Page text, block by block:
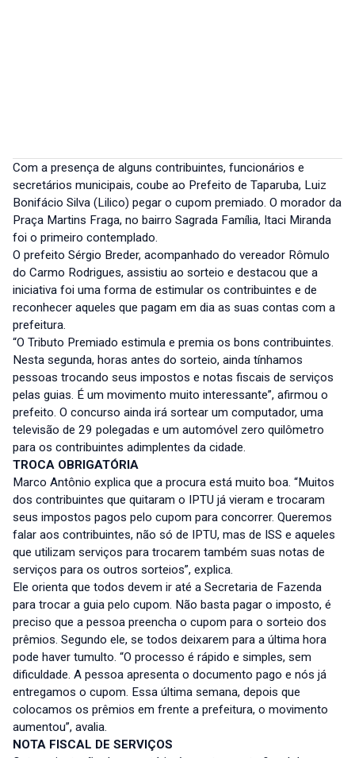
Com a presença de alguns contribuintes, funcionários e
secretários municipais, coube ao Prefeito de Taparuba, Luiz
Bonifácio Silva (Lilico) pegar o cupom premiado. O morador da
Praça Martins Fraga, no bairro Sagrada Família, Itaci Miranda
foi o primeiro contemplado.
O prefeito Sérgio Breder, acompanhado do vereador Rômulo
do Carmo Rodrigues, assistiu ao sorteio e destacou que a
iniciativa foi uma forma de estimular os contribuintes e de
reconhecer aqueles que pagam em dia as suas contas com a
prefeitura.
“O Tributo Premiado estimula e premia os bons contribuintes.
Nesta segunda, horas antes do sorteio, ainda tínhamos
pessoas trocando seus impostos e notas fiscais de serviços
pelas guias. É um movimento muito interessante”, afirmou o
prefeito. O concurso ainda irá sortear um computador, uma
televisão de 29 polegadas e um automóvel zero quilômetro
para os contribuintes adimplentes da cidade.
TROCA OBRIGATÓRIA
Marco Antônio explica que a procura está muito boa. “Muitos
dos contribuintes que quitaram o IPTU já vieram e trocaram
seus impostos pagos pelo cupom para concorrer. Queremos
falar aos contribuintes, não só de IPTU, mas de ISS e aqueles
que utilizam serviços para trocarem também suas notas de
serviços para os outros sorteios”, explica.
Ele orienta que todos devem ir até a Secretaria de Fazenda
para trocar a guia pelo cupom. Não basta pagar o imposto, é
preciso que a pessoa preencha o cupom para o sorteio dos
prêmios. Segundo ele, se todos deixarem para a última hora
pode haver tumulto. “O processo é rápido e simples, sem
dificuldade. A pessoa apresenta o documento pago e nós já
entregamos o cupom. Essa última semana, depois que
colocamos os prêmios em frente a prefeitura, o movimento
aumentou”, avalia.
NOTA FISCAL DE SERVIÇOS